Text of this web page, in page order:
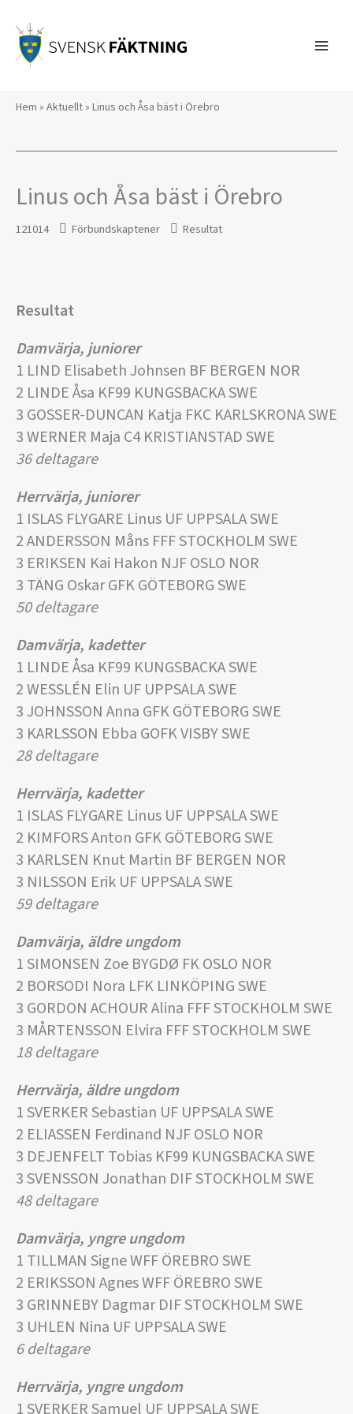
innehåll
Hem » Aktuellt» Linus och Åsa bäst i Örebro
Linus och Åsa bäst i Örebro
121014 Förbundskaptener Resultat
Resultat
Damvärja, juniorer
1 LIND Elisabeth Johnsen BF BERGEN NOR
2 LINDE Åsa KF99 KUNGSBACKA SWE
3 GOSSER-DUNCAN Katja FKC KARLSKRONA SWE
3 WERNER Maja C4 KRISTIANSTAD SWE
36 deltagare
Herrvärja, juniorer
1 ISLAS FLYGARE Linus UF UPPSALA SWE
2 ANDERSSON Måns FFF STOCKHOLM SWE
3 ERIKSEN Kai Hakon NJF OSLO NOR
3 TÄNG Oskar GFK GÖTEBORG SWE
50 deltagare
Damvärja, kadetter
1 LINDE Åsa KF99 KUNGSBACKA SWE
2 WESSLÉN Elin UF UPPSALA SWE
3 JOHNSSON Anna GFK GÖTEBORG SWE
3 KARLSSON Ebba GOFK VISBY SWE
28 deltagare
Herrvärja, kadetter
1 ISLAS FLYGARE Linus UF UPPSALA SWE
2 KIMFORS Anton GFK GÖTEBORG SWE
3 KARLSEN Knut Martin BF BERGEN NOR
3 NILSSON Erik UF UPPSALA SWE
59 deltagare
Damvärja, äldre ungdom
1 SIMONSEN Zoe BYGDØ FK OSLO NOR
2 BORSODI Nora LFK LINKÖPING SWE
3 GORDON ACHOUR Alina FFF STOCKHOLM SWE
3 MÅRTENSSON Elvira FFF STOCKHOLM SWE
18 deltagare
Herrvärja, äldre ungdom
1 SVERKER Sebastian UF UPPSALA SWE
2 ELIASSEN Ferdinand NJF OSLO NOR
3 DEJENFELT Tobias KF99 KUNGSBACKA SWE
3 SVENSSON Jonathan DIF STOCKHOLM SWE
48 deltagare
Damvärja, yngre ungdom
1 TILLMAN Signe WFF ÖREBRO SWE
2 ERIKSSON Agnes WFF ÖREBRO SWE
3 GRINNEBY Dagmar DIF STOCKHOLM SWE
3 UHLEN Nina UF UPPSALA SWE
6 deltagare
Herrvärja, yngre ungdom